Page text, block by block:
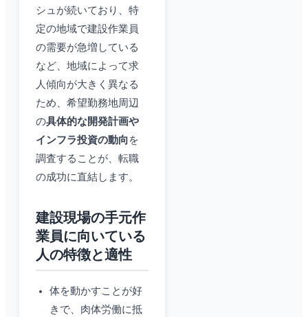
シュが続いており、特
定の地域で建設作業員
の需要が急増している
など、地域によって求
人傾向が大きく異なる
ため、希望勤務地周辺
の具体的な開発計画や
インフラ投資の動向を
調査することが、転職
の成功に直結します。
建設現場の手元作
業員に向いている
人の特徴と適性
体を動かすことが好
きで、肉体労働に抵